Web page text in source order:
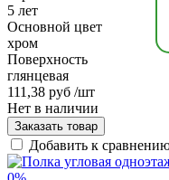
5 лет
Основной цвет
хром
Поверхность
глянцевая
111,38 руб /шт
Нет в наличии
Заказать товар
Добавить к